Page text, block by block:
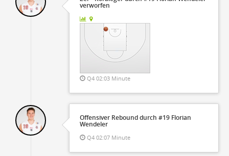
verworfen
Q4 02:03 Minute
Offensiver Rebound durch #19 Florian
Wendeler
Q4 02:07 Minute